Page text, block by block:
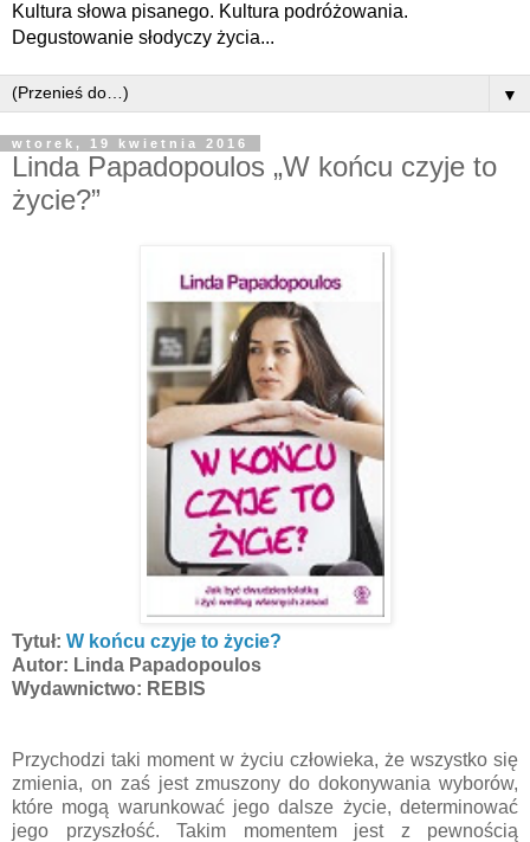
Kultura słowa pisanego. Kultura podróżowania.
Degustowanie słodyczy życia...
▼
wtorek, 19 kwietnia 2016
Linda Papadopoulos „W końcu czyje to
życie?”
Tytuł: W końcu czyje to życie?
Autor: Linda Papadopoulos
Wydawnictwo: REBIS
Przychodzi taki moment w życiu człowieka, że wszystko się
zmienia, on zaś jest zmuszony do dokonywania wyborów,
które mogą warunkować jego dalsze życie, determinować
jego przyszłość. Takim momentem jest z pewnością